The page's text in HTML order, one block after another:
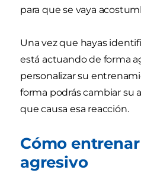
para que se vaya
Una vez que hayas
está actuando de forma
personalizar su
forma podrás cambiar su
que causa esa reacción.
Cómo
agresivo